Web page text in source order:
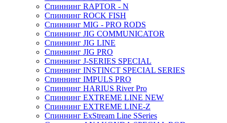
Спиннинг RAPTOR - N
Спиннинг ROCK FISH
Спиннинг MIG - PRO RODS
Спиннинг JIG COMMUNICATOR
Спиннинг JIG LINE
Спиннинг JIG PRO
Спиннинг J-SERIES SPECIAL
Спиннинг INSTINCT SPECIAL SERIES
Спиннинг IMPULS PRO
Спиннинг HARIUS River Pro
Спиннинг EXTREME LINE NEW
Спиннинг EXTREME LINE-Z
Спиннинг ExStream Line SSeries